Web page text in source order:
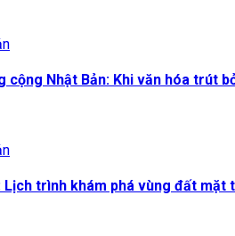
cộng Nhật Bản: Khi văn hóa trút
Lịch trình khám phá vùng đất mặt